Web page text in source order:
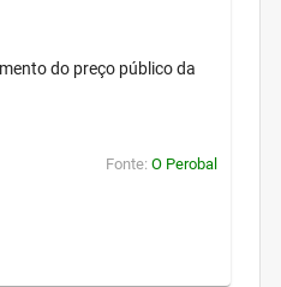
do preço público da
Fonte: O Perobal